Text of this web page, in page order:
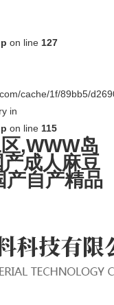
on line 127
cache/1f/89bb5/
in
on line 115
,WWW岛
成人麻豆
产自产精品